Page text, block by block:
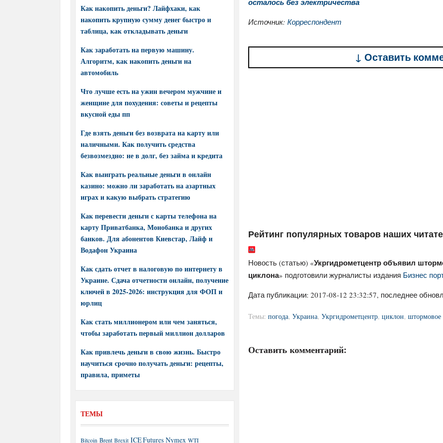
осталось без электричества
Источник: Корреспондент
↓ Оставить
Рейтинг популярных товаров наших
Новость (статью) «Укргидрометцентр объявил
циклона» подготовили журналисты издания Бизнес
Дата публикации: 2017-08-12 23:32:57, последнее
Темы: погода, Украина, Укргидрометцентр, циклон, штормовое
Оставить комментарий:
Как накопить деньги? Лайфхаки, как
накопить крупную сумму денег быстро и
таблица, как откладывать деньги
Как заработать на первую машину.
Алгоритм, как накопить деньги на
автомобиль
Что лучше есть на ужин вечером мужчине и
женщине для похудения: советы и рецепты
вкусной еды пп
Где взять деньги без возврата на карту или
наличными. Как получить средства
безвозмездно: не в долг, без займа и кредита
Как выиграть реальные деньги в онлайн
казино: можно ли заработать на азартных
играх и какую выбрать стратегию
Как перевести деньги с карты телефона на
карту Приватбанка, Монобанка и других
банков. Для абонентов Киевстар, Лайф и
Водафон Украина
Как сдать отчет в налоговую по интернету в
Украине. Сдача отчетности онлайн, получение
ключей в 2025-2026: инструкция для ФОП и
юрлиц
Как стать миллионером или чем заняться,
чтобы заработать первый миллион долларов
Как привлечь деньги в свою жизнь. Быстро
научиться срочно получать деньги: рецепты,
правила, приметы
ТЕМЫ
Bitcoin Brent Brexit ICE Futures Nymex WTI